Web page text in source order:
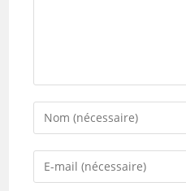
Enter
your
name
Enter
your